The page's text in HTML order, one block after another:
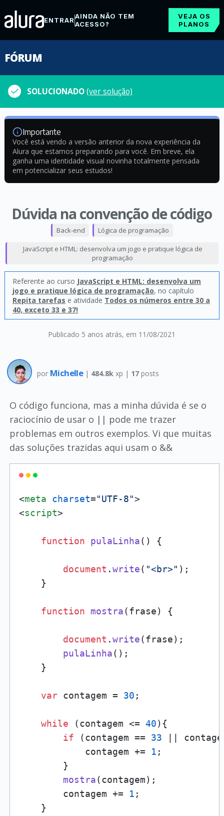
ENTRARAINDA NÃO TEM
ACESSO?
VEJA OS
PLANOS
FÓRUM
SOLUCIONADO(ver solução)
Importante
Você está vendo a versão anterior da nova experiência da
Alura que estamos preparando para você. Em breve, ela
ganha uma identidade visual novinha totalmente pensada
em potencializar seus estudos!
Dúvida na convenção de código
Publicado 5 anos atrás, em 11/08/2021
Back-end Lógica de programação
JavaScript e HTML: desenvolva um jogo e pratique lógica de
programação
Referente ao curso JavaScript e HTML: desenvolva um
jogo e pratique lógica de programação, no capítulo
Repita tarefas e atividade Todos os números entre 30 a
40, exceto 33 e 37!
por Michelle | 484.8k xp | 17posts
O código funciona, mas a minha dúvida é se o
raciocínio de usar o || pode me trazer
problemas em outros exemplos. Vi que muitas
das soluções trazidas aqui usam o &&
<meta charset="UTF-8">
<script>
function pulaLinha( ) {
document .write( "<br>" );
    }
function mostra(frase) {
document .write(frase);
pulaLinha();
    }
var contagem = 30 ;
while (contagem <= 40){
if (contagem == 33 ||
            contagem +=
1 ;
        }
mostra(contagem);
        contagem +=
1 ;
    }